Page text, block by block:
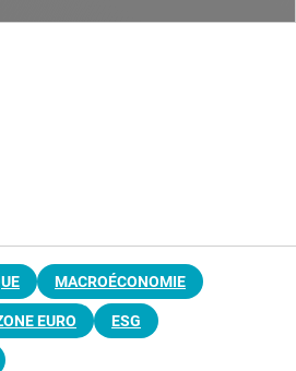
MACROÉCONOMIE
EURO ESG